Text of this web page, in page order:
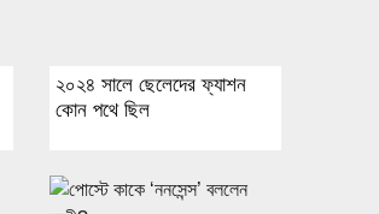
২০২৪ সালে ছেলেদের ফ্যাশন
কোন পথে ছিল